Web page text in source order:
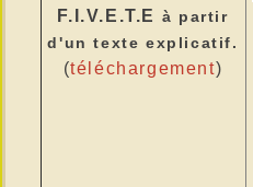
F.I.V.E.T.E à partir
d'un texte explicatif.
(téléchargement)